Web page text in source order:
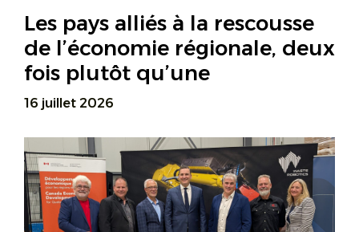
Les pays alliés à la rescousse
de l’économie régionale, deux
fois plutôt qu’une
16 juillet 2026